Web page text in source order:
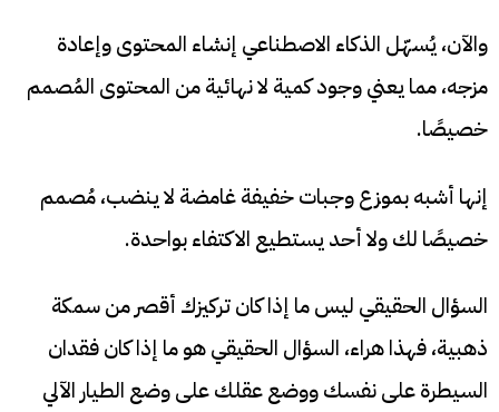
والآن، يُسهّل الذكاء الاصطناعي إنشاء المحتوى وإعادة
مزجه، مما يعني وجود كمية لا نهائية من المحتوى المُصمم
خصيصًا.
إنها أشبه بموزع وجبات خفيفة غامضة لا ينضب، مُصمم
خصيصًا لك ولا أحد يستطيع الاكتفاء بواحدة.
السؤال الحقيقي ليس ما إذا كان تركيزك أقصر من سمكة
ذهبية، فهذا هراء، السؤال الحقيقي هو ما إذا كان فقدان
السيطرة على نفسك ووضع عقلك على وضع الطيار الآلي